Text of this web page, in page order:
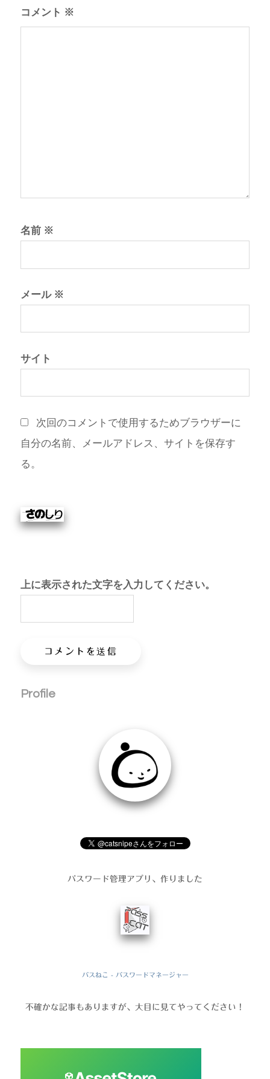
コメント ※
名前 ※
メール ※
サイト
次回のコメントで使用するためブラウザーに
自分の名前、メールアドレス、サイトを保存す
る。
上に表示された文字を入力してください。
Profile
パスワード管理アプリ、作りました
パスねこ - パスワードマネージャー
不確かな記事もありますが、大目に見てやってください！